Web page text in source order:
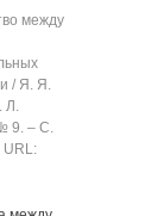
между
/ Я. Я.
Л.
9. ‒ C.
URL: